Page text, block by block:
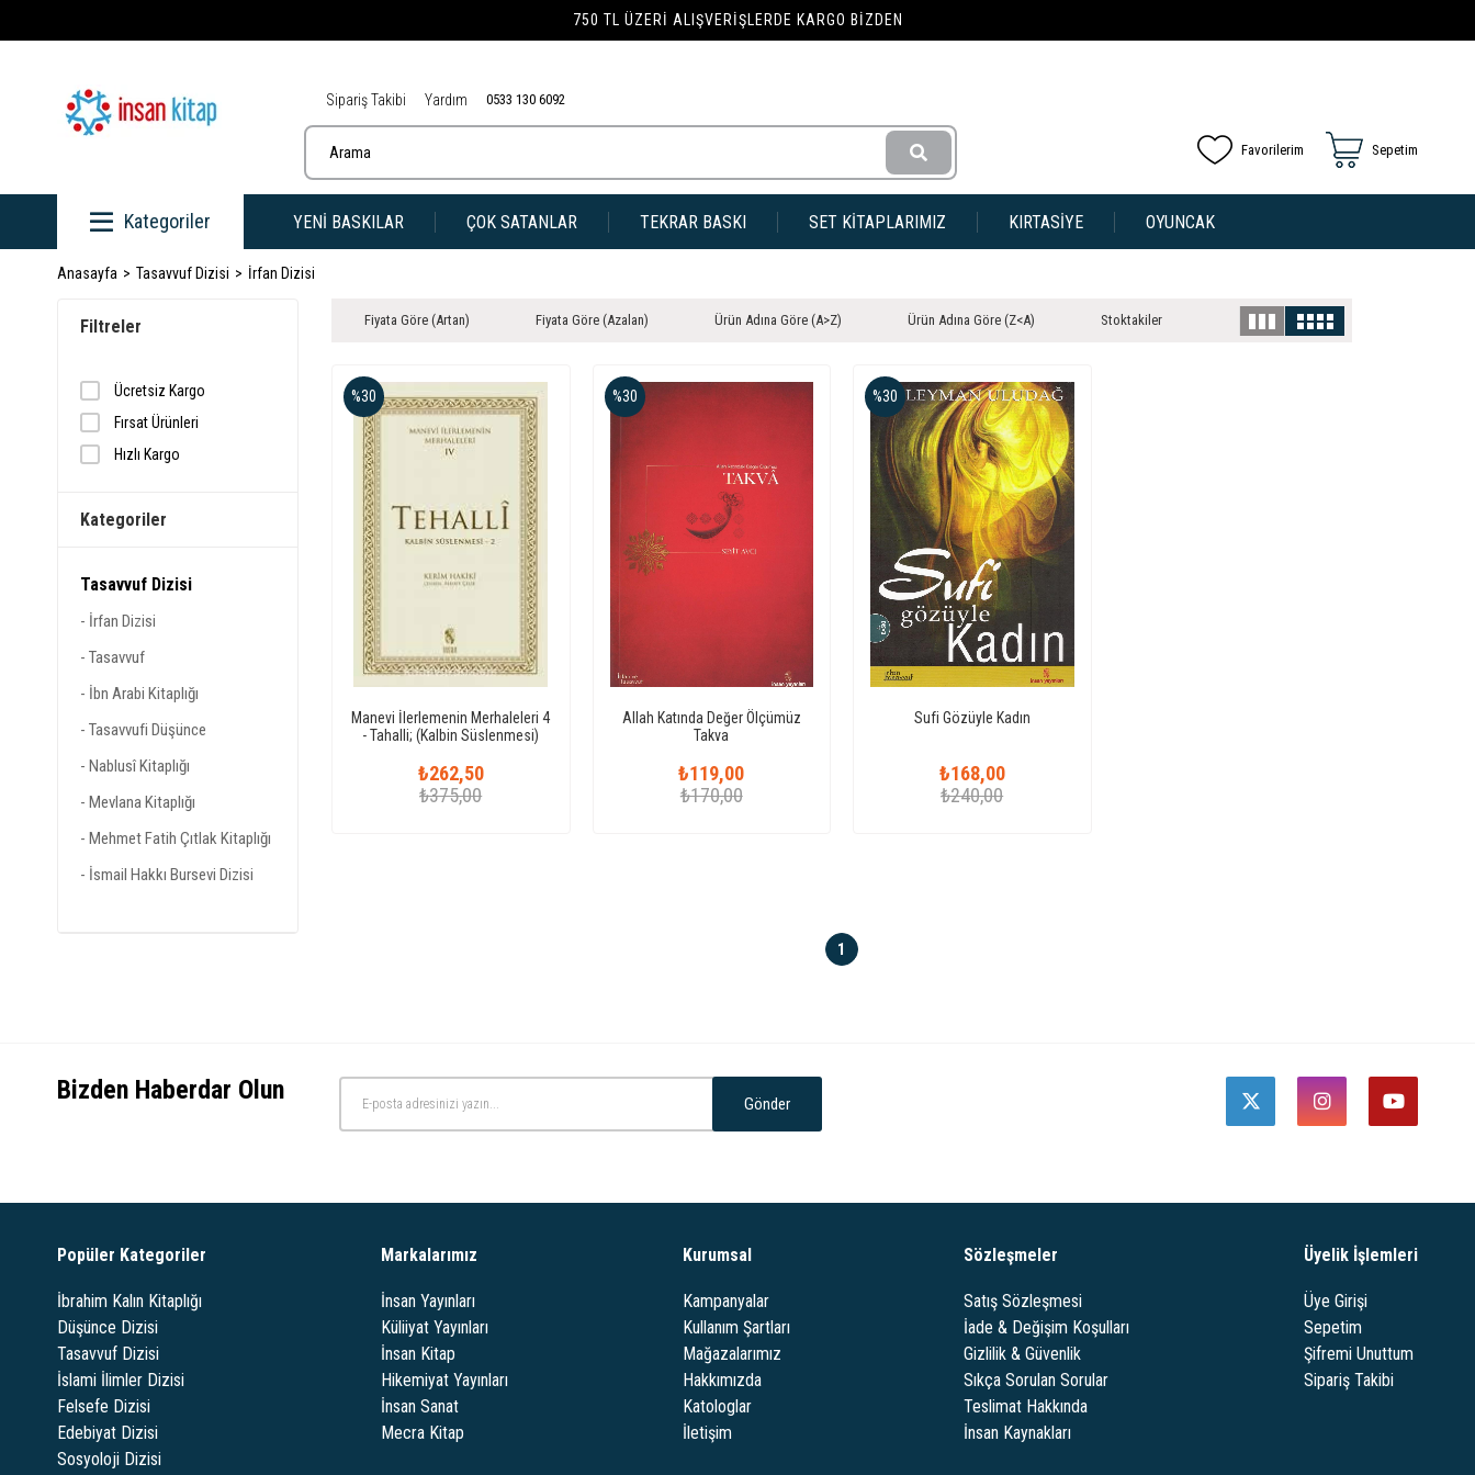
750 TL ÜZERI ALIŞVERIŞLERDE KARGO BIZDEN
Sipariş Takibi Yardım 0533 130 6092
YENİ BASKILAR ÇOK SATANLAR TEKRAR BASKI SET KİTAPLARIMIZ KIRTASİYE OYUNCAK
Sepetim
Favorilerim
Kategoriler
Anasayfa Tasavvuf Dizisi İrfan Dizisi
Filtreler
Ücretsiz Kargo
Fırsat Ürünleri
Hızlı Kargo
Kategoriler
Tasavvuf Dizisi
İrfan Dizisi
Tasavvuf
İbn Arabi Kitaplığı
Tasavvufi Düşünce
Nablusî Kitaplığı
Mevlana Kitaplığı
Mehmet Fatih Çıtlak Kitaplığı
İsmail Hakkı Bursevi Dizisi
Fiyata Göre (Artan) Fiyata Göre (Azalan) Ürün Adına Göre (A>Z) Ürün Adına Göre (Z<A) Stoktakiler
Manevi İlerlemenin Merhaleleri 4
- Tahalli; (Kalbin Süslenmesi)
₺262,50
₺375,00
%30
Allah Katında Değer Ölçümüz
Takva
₺119,00
₺170,00
%30
Sufi Gözüyle Kadın
₺168,00
₺240,00
%30
1
Bizden Haberdar Olun Gönder
Popüler Kategoriler
İbrahim Kalın Kitaplığı
Düşünce Dizisi
Tasavvuf Dizisi
İslami İlimler Dizisi
Felsefe Dizisi
Edebiyat Dizisi
Sosyoloji Dizisi
Markalarımız
İnsan Yayınları
Küliiyat Yayınları
İnsan Kitap
Hikemiyat Yayınları
İnsan Sanat
Mecra Kitap
Kurumsal
Kampanyalar
Kullanım Şartları
Mağazalarımız
Hakkımızda
Katologlar
İletişim
Sözleşmeler
Satış Sözleşmesi
İade & Değişim Koşulları
Gizlilik & Güvenlik
Sıkça Sorulan Sorular
Teslimat Hakkında
İnsan Kaynakları
Üyelik İşlemleri
Üye Girişi
Sepetim
Şifremi Unuttum
Sipariş Takibi